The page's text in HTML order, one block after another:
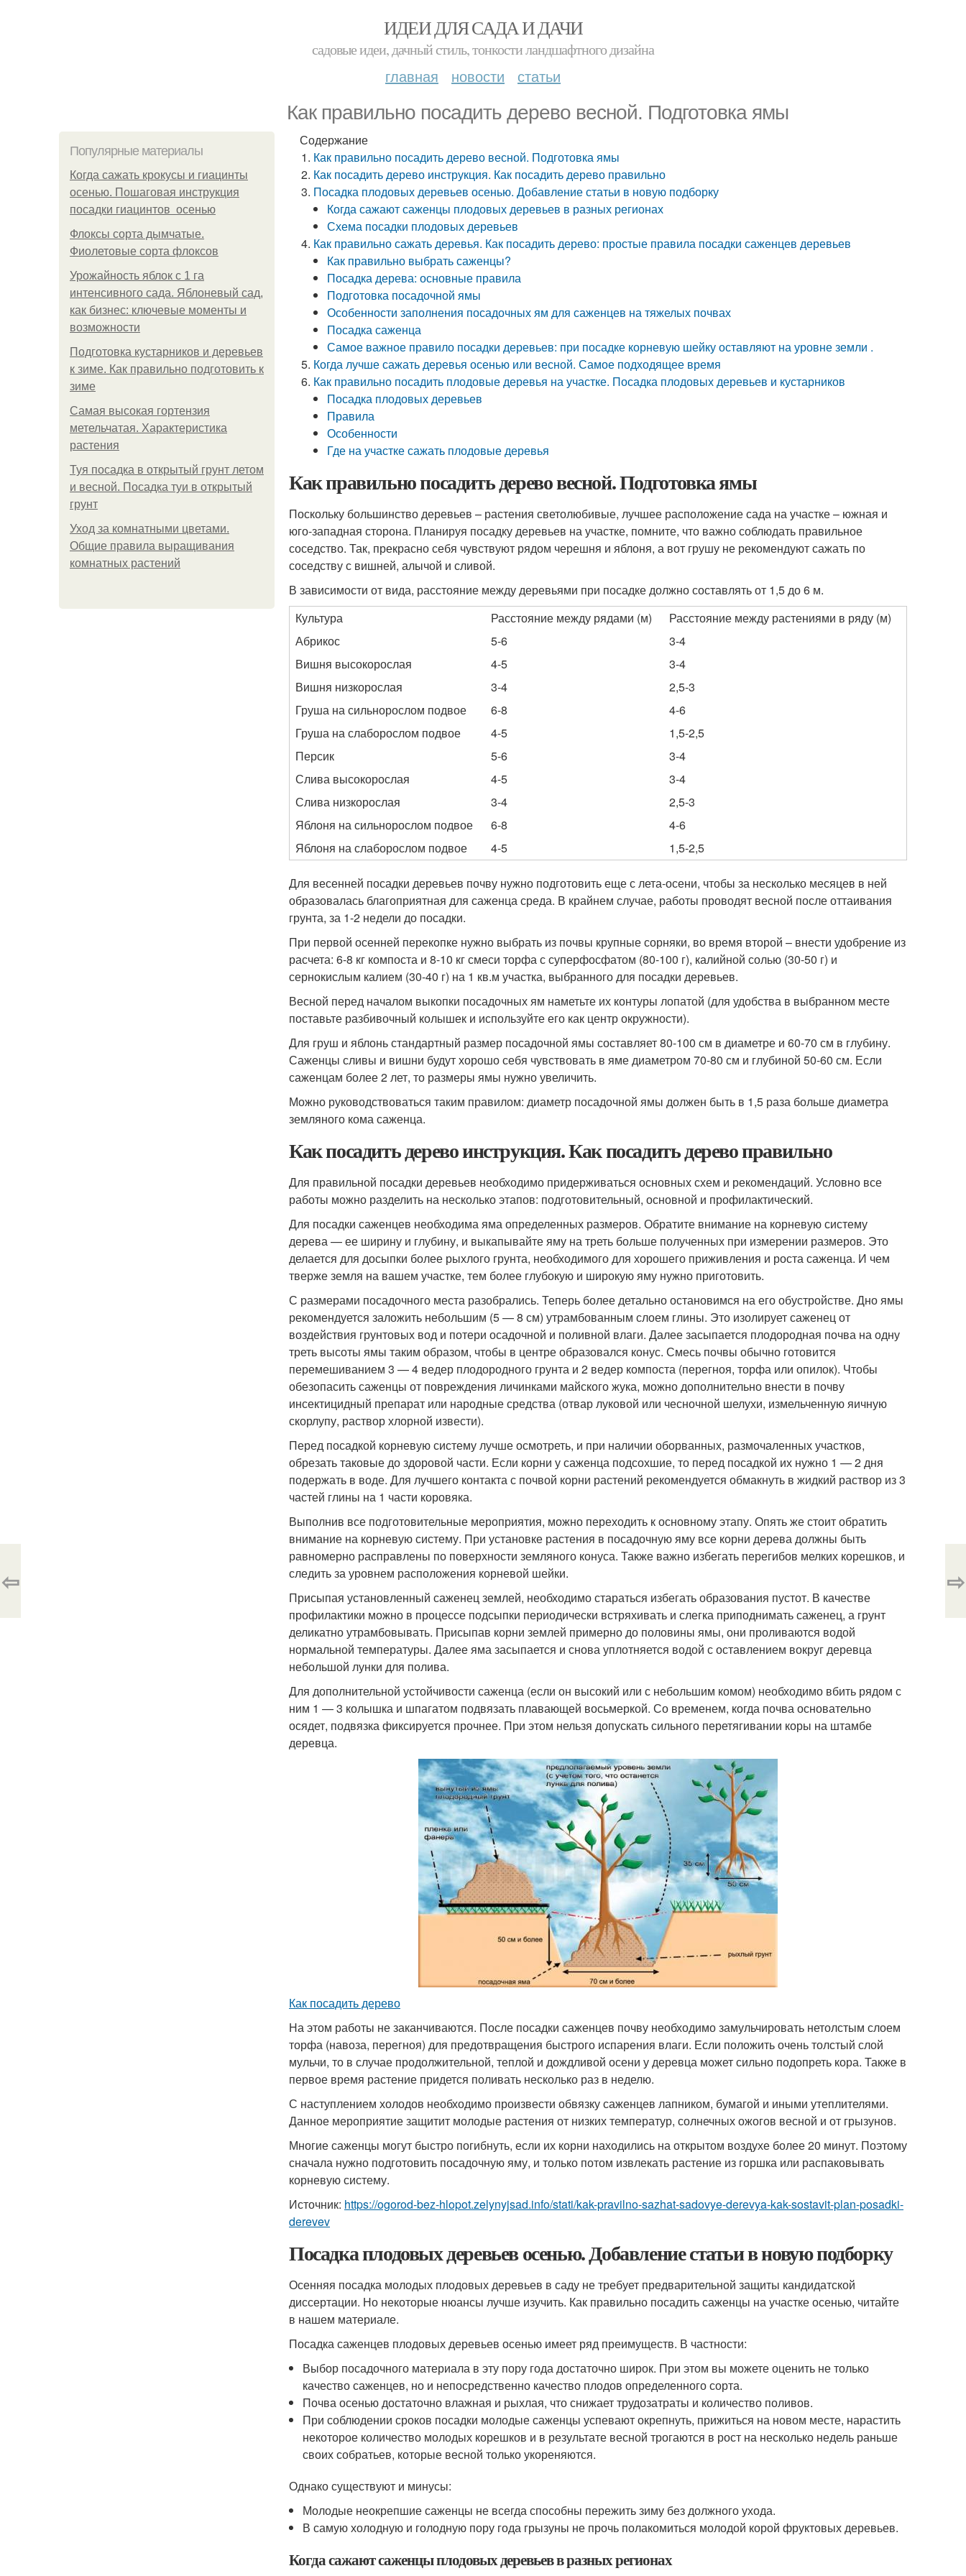
ИДЕИ ДЛЯ САДА И ДАЧИ
садовые идеи, дачный стиль, тонкости ландшафтного дизайна
главная новости статьи
Как правильно посадить дерево весной. Подготовка ямы
Популярные материалы
Когда сажать крокусы и гиацинты
осенью. Пошаговая инструкция
посадки гиацинтов осенью
Флоксы сорта дымчатые.
Фиолетовые сорта флоксов
Урожайность яблок с 1 га
интенсивного сада. Яблоневый сад,
как бизнес: ключевые моменты и
возможности
Подготовка кустарников и деревьев
к зиме. Как правильно подготовить к
зиме
Самая высокая гортензия
метельчатая. Характеристика
растения
Туя посадка в открытый грунт летом
и весной. Посадка туи в открытый
грунт
Уход за комнатными цветами.
Общие правила выращивания
комнатных растений
Содержание
Как правильно посадить дерево весной. Подготовка ямы
Как посадить дерево инструкция. Как посадить дерево правильно
Посадка плодовых деревьев осенью. Добавление статьи в новую подборку
Когда сажают саженцы плодовых деревьев в разных регионах
Схема посадки плодовых деревьев
Как правильно сажать деревья. Как посадить дерево: простые правила посадки саженцев деревьев
Как правильно выбрать саженцы?
Посадка дерева: основные правила
Подготовка посадочной ямы
Особенности заполнения посадочных ям для саженцев на тяжелых почвах
Посадка саженца
Самое важное правило посадки деревьев: при посадке корневую шейку оставляют на уровне земли .
Когда лучше сажать деревья осенью или весной. Самое подходящее время
Как правильно посадить плодовые деревья на участке. Посадка плодовых деревьев и кустарников
Посадка плодовых деревьев
Правила
Особенности
Где на участке сажать плодовые деревья
Как правильно посадить дерево весной. Подготовка ямы
Поскольку большинство деревьев – растения светолюбивые, лучшее расположение сада на участке – южная и
юго-западная сторона. Планируя посадку деревьев на участке, помните, что важно соблюдать правильное
соседство. Так, прекрасно себя чувствуют рядом черешня и яблоня, а вот грушу не рекомендуют сажать по
соседству с вишней, алычой и сливой.
В зависимости от вида, расстояние между деревьями при посадке должно составлять от 1,5 до 6 м.
Культура
Расстояние между рядами (м)
Расстояние между растениями в ряду (м)
Абрикос
5-6
3-4
Вишня высокорослая
4-5
3-4
Вишня низкорослая
3-4
2,5-3
Груша на сильнорослом подвое
6-8
4-6
Груша на слаборослом подвое
4-5
1,5-2,5
Персик
5-6
3-4
Слива высокорослая
4-5
3-4
Слива низкорослая
3-4
2,5-3
Яблоня на сильнорослом подвое
6-8
4-6
Яблоня на слаборослом подвое
4-5 1,5-2,5
Для весенней посадки деревьев почву нужно подготовить еще с лета-осени, чтобы за несколько месяцев в ней
образовалась благоприятная для саженца среда. В крайнем случае, работы проводят весной после оттаивания
грунта, за 1-2 недели до посадки.
При первой осенней перекопке нужно выбрать из почвы крупные сорняки, во время второй – внести удобрение из
расчета: 6-8 кг компоста и 8-10 кг смеси торфа с суперфосфатом (80-100 г), калийной солью (30-50 г) и
сернокислым калием (30-40 г) на 1 кв.м участка, выбранного для посадки деревьев.
Весной перед началом выкопки посадочных ям наметьте их контуры лопатой (для удобства в выбранном месте
поставьте разбивочный колышек и используйте его как центр окружности).
Для груш и яблонь стандартный размер посадочной ямы составляет 80-100 см в диаметре и 60-70 см в глубину.
Саженцы сливы и вишни будут хорошо себя чувствовать в яме диаметром 70-80 см и глубиной 50-60 см. Если
саженцам более 2 лет, то размеры ямы нужно увеличить.
Можно руководствоваться таким правилом: диаметр посадочной ямы должен быть в 1,5 раза больше диаметра
земляного кома саженца.
Как посадить дерево инструкция. Как посадить дерево правильно
Для правильной посадки деревьев необходимо придерживаться основных схем и рекомендаций. Условно все
работы можно разделить на несколько этапов: подготовительный, основной и профилактический.
Для посадки саженцев необходима яма определенных размеров. Обратите внимание на корневую систему
дерева — ее ширину и глубину, и выкапывайте яму на треть больше полученных при измерении размеров. Это
делается для досыпки более рыхлого грунта, необходимого для хорошего приживления и роста саженца. И чем
тверже земля на вашем участке, тем более глубокую и широкую яму нужно приготовить.
С размерами посадочного места разобрались. Теперь более детально остановимся на его обустройстве. Дно ямы
рекомендуется заложить небольшим (5 — 8 см) утрамбованным слоем глины. Это изолирует саженец от
воздействия грунтовых вод и потери осадочной и поливной влаги. Далее засыпается плодородная почва на одну
треть высоты ямы таким образом, чтобы в центре образовался конус. Смесь почвы обычно готовится
перемешиванием 3 — 4 ведер плодородного грунта и 2 ведер компоста (перегноя, торфа или опилок). Чтобы
обезопасить саженцы от повреждения личинками майского жука, можно дополнительно внести в почву
инсектицидный препарат или народные средства (отвар луковой или чесночной шелухи, измельченную яичную
скорлупу, раствор хлорной извести).
Перед посадкой корневую систему лучше осмотреть, и при наличии оборванных, размочаленных участков,
обрезать таковые до здоровой части. Если корни у саженца подсохшие, то перед посадкой их нужно 1 — 2 дня
подержать в воде. Для лучшего контакта с почвой корни растений рекомендуется обмакнуть в жидкий раствор из 3
частей глины на 1 части коровяка.
Выполнив все подготовительные мероприятия, можно переходить к основному этапу. Опять же стоит обратить
внимание на корневую систему. При установке растения в посадочную яму все корни дерева должны быть
равномерно расправлены по поверхности земляного конуса. Также важно избегать перегибов мелких корешков, и
следить за уровнем расположения корневой шейки.
Присыпая установленный саженец землей, необходимо стараться избегать образования пустот. В качестве
профилактики можно в процессе подсыпки периодически встряхивать и слегка приподнимать саженец, а грунт
деликатно утрамбовывать. Присыпав корни землей примерно до половины ямы, они проливаются водой
нормальной температуры. Далее яма засыпается и снова уплотняется водой с оставлением вокруг деревца
небольшой лунки для полива.
Для дополнительной устойчивости саженца (если он высокий или с небольшим комом) необходимо вбить рядом с
ним 1 — 3 колышка и шпагатом подвязать плавающей восьмеркой. Со временем, когда почва основательно
осядет, подвязка фиксируется прочнее. При этом нельзя допускать сильного перетягивании коры на штамбе
деревца.
Как посадить дерево
На этом работы не заканчиваются. После посадки саженцев почву необходимо замульчировать нетолстым слоем
торфа (навоза, перегноя) для предотвращения быстрого испарения влаги. Если положить очень толстый слой
мульчи, то в случае продолжительной, теплой и дождливой осени у деревца может сильно подопреть кора. Также в
первое время растение придется поливать несколько раз в неделю.
С наступлением холодов необходимо произвести обвязку саженцев лапником, бумагой и иными утеплителями.
Данное мероприятие защитит молодые растения от низких температур, солнечных ожогов весной и от грызунов.
Многие саженцы могут быстро погибнуть, если их корни находились на открытом воздухе более 20 минут. Поэтому
сначала нужно подготовить посадочную яму, и только потом извлекать растение из горшка или распаковывать
корневую систему.
Источник: https://ogorod-bez-hlopot.zelynyjsad.info/stati/kak-pravilno-sazhat-sadovye-derevya-kak-sostavit-plan-posadki-
derevev
Посадка плодовых деревьев осенью. Добавление статьи в новую подборку
Осенняя посадка молодых плодовых деревьев в саду не требует предварительной защиты кандидатской
диссертации. Но некоторые нюансы лучше изучить. Как правильно посадить саженцы на участке осенью, читайте
в нашем материале.
Посадка саженцев плодовых деревьев осенью имеет ряд преимуществ. В частности:
Выбор посадочного материала в эту пору года достаточно широк. При этом вы можете оценить не только
качество саженцев, но и непосредственно качество плодов определенного сорта.
Почва осенью достаточно влажная и рыхлая, что снижает трудозатраты и количество поливов.
При соблюдении сроков посадки молодые саженцы успевают окрепнуть, прижиться на новом месте, нарастить
некоторое количество молодых корешков и в результате весной трогаются в рост на несколько недель раньше
своих собратьев, которые весной только укореняются.
Однако существуют и минусы:
Молодые неокрепшие саженцы не всегда способны пережить зиму без должного ухода.
В самую холодную и голодную пору года грызуны не прочь полакомиться молодой корой фруктовых деревьев.
Когда сажают саженцы плодовых деревьев в разных регионах
⇦ ⇨